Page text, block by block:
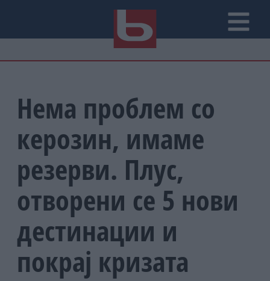
Нема проблем со
керозин, имаме
резерви. Плус,
отворени се 5 нови
дестинации и
покрај кризата